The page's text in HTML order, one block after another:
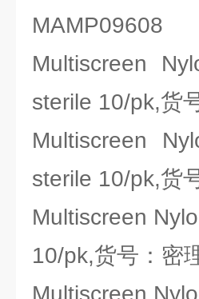
MAMP09608
Multiscreen
sterile 10/pk,货
Multiscreen
sterile 10/pk,货
Multiscreen
10/pk,货号：密
Multiscreen